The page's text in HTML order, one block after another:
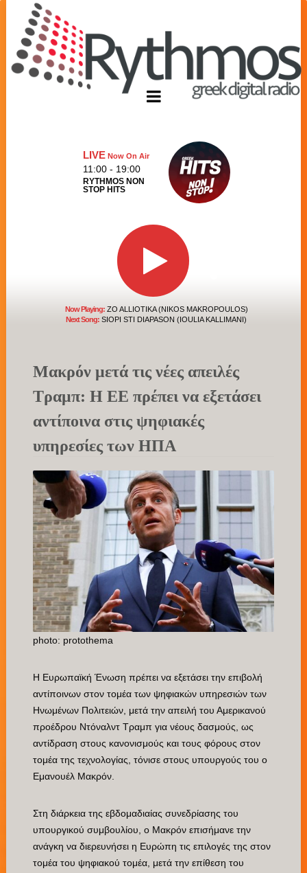
LIVENow On Air
11:00 - 19:00
RYTHMOS NON
STOP HITS
Now Playing:ZO ALLIOTIKA (NIKOS MAKROPOULOS)
Next Song: SIOPI STI DIAPASON (IOULIA KALLIMANI)
Μακρόν μετά τις νέες απειλές
Τραμπ: Η ΕΕ πρέπει να εξετάσει
αντίποινα στις ψηφιακές
υπηρεσίες των ΗΠΑ
photo: protothema
Η Ευρωπαϊκή Ένωση πρέπει να εξετάσει την επιβολή
αντίποινων στον τομέα των ψηφιακών υπηρεσιών των
Ηνωμένων Πολιτειών, μετά την απειλή του Αμερικανού
προέδρου Ντόναλντ Τραμπ για νέους δασμούς, ως
αντίδραση στους κανονισμούς και τους φόρους στον
τομέα της τεχνολογίας, τόνισε στους υπουργούς του ο
Εμανουέλ Μακρόν.
Στη διάρκεια της εβδομαδιαίας συνεδρίασης του
υπουργικού συμβουλίου, ο Μακρόν επισήμανε την
ανάγκη να διερευνήσει η Ευρώπη τις επιλογές της στον
τομέα του ψηφιακού τομέα, μετά την επίθεση του